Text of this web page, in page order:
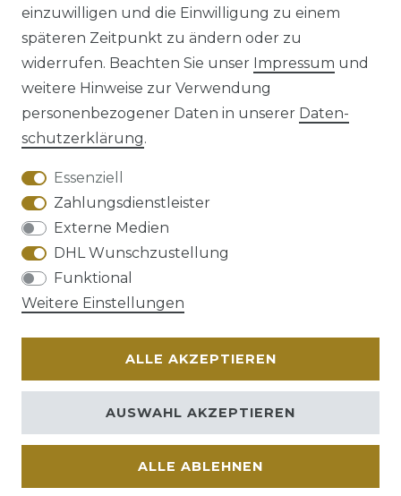
Impressum Daten­schutz­erklärung
VERTRAG WIDERRUFEN Kontakt
einzuwilligen und die Einwilligung zu einem
späteren Zeitpunkt zu ändern oder zu
widerrufen. Beachten Sie unser Impressum und
weitere Hinweise zur Verwendung
personenbezogener Daten in unserer Daten­
schutz­erklärung.
Essenziell
Zahlungsdienstleister
Externe Medien
DHL Wunschzustellung
Funktional
Weitere Einstellungen
ALLE AKZEPTIEREN
ALLE ABLEHNEN
AUSWAHL AKZEPTIEREN